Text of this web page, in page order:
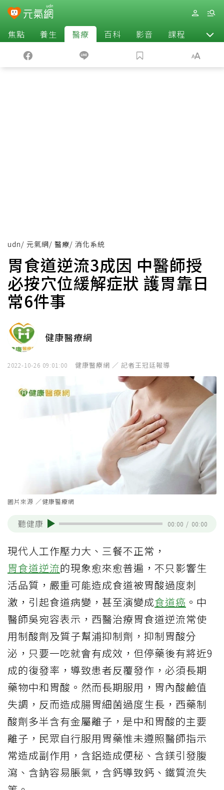
焦點 養生 醫療 百科 影音 課程 退休
udn/ 元氣網/ 醫療/ 消化系統
胃食道逆流3成因 中醫師授
必按穴位緩解症狀 護胃靠日
常6件事
健康醫療網
2022-10-26 09:01:00 健康醫療網 ／ 記者王冠廷報導
圖片來源 ／健康醫療網
聽健康 00:00 / 00:00
現代人工作壓力大、三餐不正常，
胃食道逆流的現象愈來愈普遍，不只影響生
活品質，嚴重可能造成食道被胃酸過度刺
激，引起食道病變，甚至演變成食道癌 。中
醫師吳宛容表示，西醫治療胃食道逆流常使
用制酸劑及質子幫浦抑制劑，抑制胃酸分
泌，只要一吃就會有成效，但停藥後有將近9
成的復發率，導致患者反覆發作，必須長期
藥物中和胃酸。然而長期服用，胃內酸鹼值
失調，反而造成腸胃細菌過度生長，西藥制
酸劑多半含有金屬離子，是中和胃酸的主要
離子，民眾自行服用胃藥惟未遵照醫師指示
常造成副作用，含鋁造成便秘、含鎂引發腹
瀉、含鈉容易脹氣，含鈣導致鈣、鐵質流失